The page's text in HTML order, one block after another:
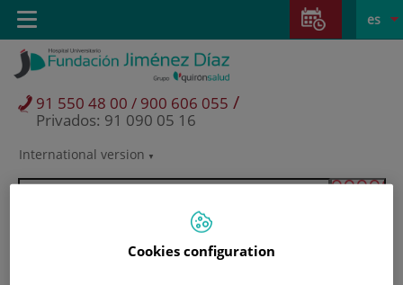
Saltar al contenido
Saltar
contenido
Selector
activo
es
International version
91 550 48 00 / 900 606 055 /
Privados: 91 090 05 16
Toggle
navigation
Cookies configuration